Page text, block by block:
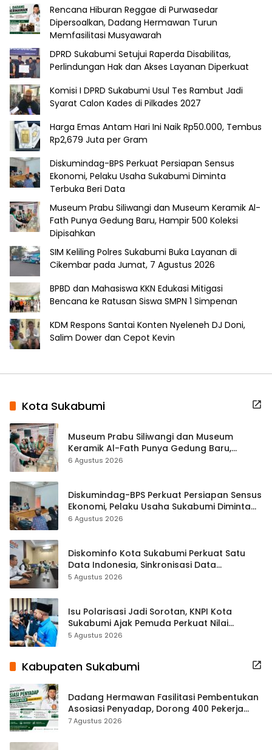
Rencana Hiburan Reggae di Purwasedar
Dipersoalkan, Dadang Hermawan Turun
Memfasilitasi Musyawarah
DPRD Sukabumi Setujui Raperda Disabilitas,
Perlindungan Hak dan Akses Layanan Diperkuat
Komisi I DPRD Sukabumi Usul Tes Rambut Jadi
Syarat Calon Kades di Pilkades 2027
Harga Emas Antam Hari Ini Naik Rp50.000, Tembus
Rp2,679 Juta per Gram
Diskumindag-BPS Perkuat Persiapan Sensus
Ekonomi, Pelaku Usaha Sukabumi Diminta
Terbuka Beri Data
Museum Prabu Siliwangi dan Museum Keramik Al-
Fath Punya Gedung Baru, Hampir 500 Koleksi
Dipisahkan
SIM Keliling Polres Sukabumi Buka Layanan di
Cikembar pada Jumat, 7 Agustus 2026
BPBD dan Mahasiswa KKN Edukasi Mitigasi
Bencana ke Ratusan Siswa SMPN 1 Simpenan
KDM Respons Santai Konten Nyeleneh DJ Doni,
Salim Dower dan Cepot Kevin
Kota Sukabumi
Museum Prabu Siliwangi dan Museum
Keramik Al-Fath Punya Gedung Baru,
Hampir 500 Koleksi Dipisahkan
6 Agustus 2026
Diskumindag-BPS Perkuat Persiapan Sensus
Ekonomi, Pelaku Usaha Sukabumi Diminta
Terbuka Beri Data
6 Agustus 2026
Diskominfo Kota Sukabumi Perkuat Satu
Data Indonesia, Sinkronisasi Data
Kewilayahan Dikebut
5 Agustus 2026
Isu Polarisasi Jadi Sorotan, KNPI Kota
Sukabumi Ajak Pemuda Perkuat Nilai
Kebangsaan
5 Agustus 2026
Kabupaten Sukabumi
Dadang Hermawan Fasilitasi Pembentukan
Asosiasi Penyadap, Dorong 400 Pekerja
Dapat Perlindungan BPJS
7 Agustus 2026